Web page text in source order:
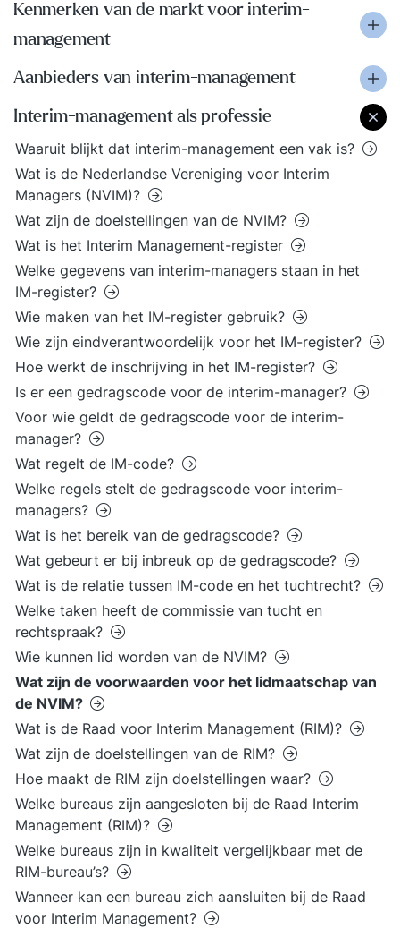
Kenmerken van de markt voor interim-
management
Aanbieders van interim-management
Interim-management als professie
Waaruit blijkt dat interim-management een vak is?
Wat is de Nederlandse Vereniging voor Interim
Managers (NVIM)?
Wat zijn de doelstellingen van de NVIM?
Wat is het Interim Management-register
Welke gegevens van interim-managers staan in het
IM-register?
Wie maken van het IM-register gebruik?
Wie zijn eindverantwoordelijk voor het IM-register?
Hoe werkt de inschrijving in het IM-register?
Is er een gedragscode voor de interim-manager?
Voor wie geldt de gedragscode voor de interim-
manager?
Wat regelt de IM-code?
Welke regels stelt de gedragscode voor interim-
managers?
Wat is het bereik van de gedragscode?
Wat gebeurt er bij inbreuk op de gedragscode?
Wat is de relatie tussen IM-code en het tuchtrecht?
Welke taken heeft de commissie van tucht en
rechtspraak?
Wie kunnen lid worden van de NVIM?
Wat zijn de voorwaarden voor het lidmaatschap van
de NVIM?
Wat is de Raad voor Interim Management (RIM)?
Wat zijn de doelstellingen van de RIM?
Hoe maakt de RIM zijn doelstellingen waar?
Welke bureaus zijn aangesloten bij de Raad Interim
Management (RIM)?
Welke bureaus zijn in kwaliteit vergelijkbaar met de
RIM-bureau’s?
Wanneer kan een bureau zich aansluiten bij de Raad
voor Interim Management?